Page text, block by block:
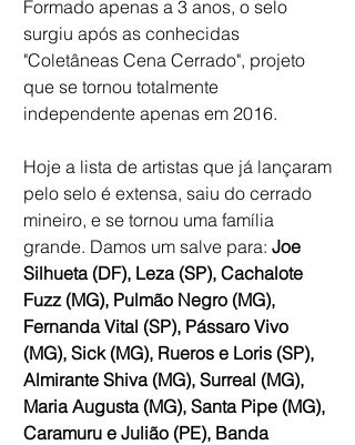
Formado apenas a 3 anos, o selo
surgiu após as conhecidas
"Coletâneas Cena Cerrado", projeto
que se tornou totalmente
independente apenas em 2016.
Hoje a lista de artistas que já lançaram
pelo selo é extensa, saiu do cerrado
mineiro, e se tornou uma família
grande. Damos um salve para: Joe
Silhueta (DF), Leza (SP), Cachalote
Fuzz (MG), Pulmão Negro (MG),
Fernanda Vital (SP), Pássaro Vivo
(MG), Sick (MG), Rueros e Loris (SP),
Almirante Shiva (MG), Surreal (MG),
Maria Augusta (MG), Santa Pipe (MG),
Caramuru e Julião (PE), Banda